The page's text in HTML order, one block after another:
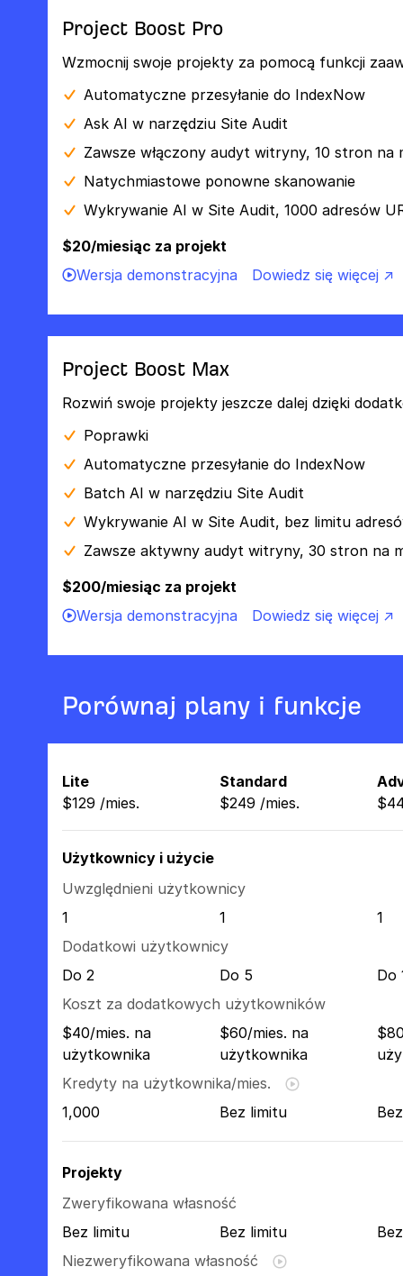
Project Boost Pro
Wzmocnij swoje projekty za pomocą funkcji
Automatyczne przesyłanie do IndexNow
Ask AI w narzędziu Site Audit
Zawsze włączony audyt witryny, 10 stron na
Natychmiastowe ponowne skanowanie
Wykrywanie AI w Site Audit, 1000 adresów
$20/miesiąc za projekt
Wersja demonstracyjna
Dowiedz się więcej ↗
Project Boost Max
Rozwiń swoje projekty jeszcze dalej dzięki
Poprawki
Automatyczne przesyłanie do IndexNow
Batch AI w narzędziu Site Audit
Wykrywanie AI w Site Audit, bez limitu
Zawsze aktywny audyt witryny, 30 stron na
$200/miesiąc za projekt
Wersja demonstracyjna
Dowiedz się więcej ↗
Porównaj plany i funkcje
Lite
$129 /mies.
Standard
$249 /mies.
$
Użytkownicy i użycie
Uwzględnieni użytkownicy
1
1
1
Dodatkowi użytkownicy
Do 2
Do 5
Do
Koszt za dodatkowych użytkowników
$40/mies. na
użytkownika
$60/mies. na
użytkownika
Kredyty na użytkownika/mies.
1,000
Bez limitu
Projekty
Zweryfikowana własność
Bez limitu
Bez limitu
Niezweryfikowana własność